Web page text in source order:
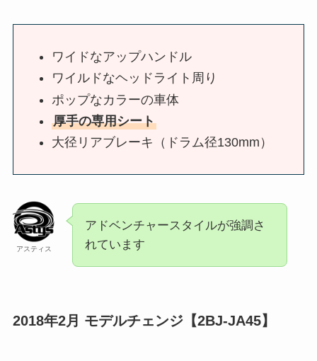
ワイドなアップハンドル
ワイルドなヘッドライト周り
ポップなカラーの車体
厚手の専用シート
大径リアブレーキ（ドラム径130mm）
アスティス
アドベンチャースタイルが強調さ
れています
2018年2月 モデルチェンジ【2BJ-JA45】